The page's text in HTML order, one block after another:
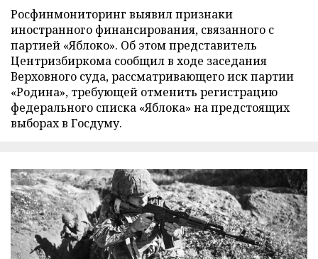
Росфинмониторинг выявил признаки
иностранного финансирования, связанного с
партией «Яблоко». Об этом представитель
Центризбиркома сообщил в ходе заседания
Верховного суда, рассматривающего иск партии
«Родина», требующей отменить регистрацию
федерального списка «Яблока» на предстоящих
выборах в Госдуму.